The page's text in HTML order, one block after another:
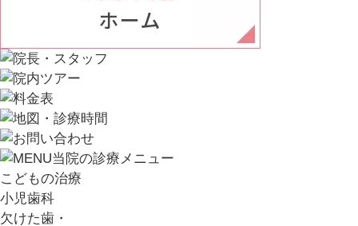
こどもの治療
小児歯科
欠けた歯・